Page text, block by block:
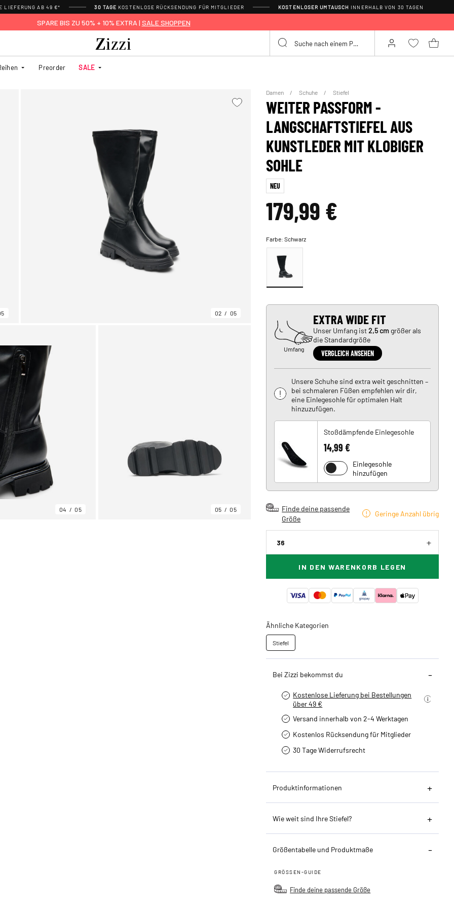
LIEFERUNG AB 49 €* 30 TAGE KOSTENLOSE RÜCKSENDUNG FÜR MITGLIEDER KOSTENLOSER UMTAUSCH INNERHALB VON 30 TAGEN
SPARE BIS ZU 50% + 10% EXTRA | SALE SHOPPEN
Preorder SALE
02 05
04 05 05 05
Damen Schuhe Stiefel
WEITER PASSFORM -
LANGSCHAFTSTIEFEL AUS
KUNSTLEDER MIT KLOBIGER
SOHLE
NEU
179,99 €
Farbe:Schwarz
Umfang
EXTRA WIDE FIT
Unser Umfang ist2,5 cmgrößer als
die Standardgröße
VERGLEICH ANSEHEN
Unsere Schuhe sind extra weit geschnitten –
bei schmaleren Füßen empfehlen wir dir,
eine Einlegesohle für optimalen Halt
hinzuzufügen.
Stoßdämpfende Einlegesohle
14,99 €
Einlegesohle
hinzufügen
Finde deine passende
Größe
Geringe Anzahl übrig
36
IN DEN WARENKORB LEGEN
Ähnliche Kategorien
Stiefel
Bei Zizzi bekommst du
Kostenlose Lieferung bei Bestellungen
über 49 €
Versand innerhalb von 2-4 Werktagen
Kostenlos Rücksendung für Mitglieder
30 Tage Widerrufsrecht
Produktinformationen
Wie weit sind Ihre Stiefel?
Größentabelle und Produktmaße
GRÖSSEN-GUIDE
Finde deine passende Größe